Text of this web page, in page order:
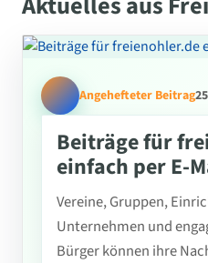
Angehefteter Beitrag
Beiträge für
einfach per E-
Vereine, Gruppen,
Unternehmen und
Bürger können ihre